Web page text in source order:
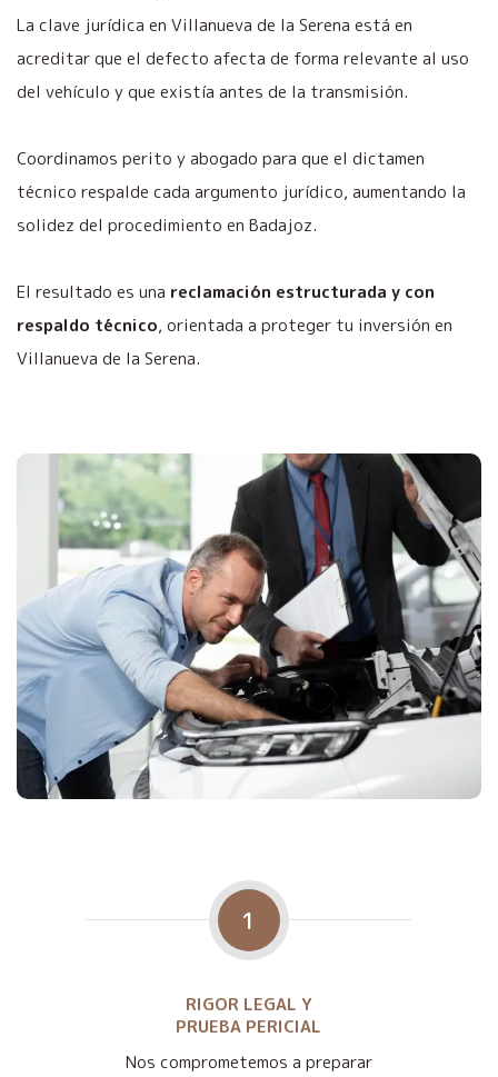
La clave jurídica en Villanueva de la Serena está en
acreditar que el defecto afecta de forma relevante al uso
del vehículo y que existía antes de la transmisión.
Coordinamos perito y abogado para que el dictamen
técnico respalde cada argumento jurídico, aumentando la
solidez del procedimiento en Badajoz.
El resultado es una reclamación estructurada y con
respaldo técnico, orientada a proteger tu inversión en
Villanueva de la Serena.
1
RIGOR LEGAL Y
PRUEBA PERICIAL
Nos comprometemos a preparar